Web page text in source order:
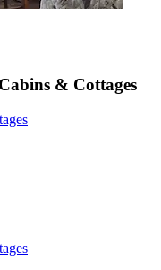
& Cottages